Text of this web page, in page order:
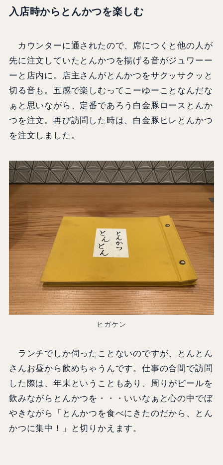
入店時からとんかつを楽しむ
カウンターに通されたので、席につくと他の人が
先に注文していたとんかつを揚げる音がジュワーー
ーと店内に。店主さんがとんかつをサクッサクッと
切る音も。五感で楽しむってこーゆーことなんだな
ぁと思いながら、定番であろう白金豚ロースとんか
つを注文。再び訪問した時は、白金豚ヒレとんかつ
を注文しました。
ヒガケン
ランチでしか伺ったことないのですが、とんとん
さんお昼から飲めちゃうんです。仕事の合間で訪問
した際は、年末ということもあり、周りがビールを
飲みながらとんかつを・・・いいなぁと心の中でぼ
やきながら「とんかつを食べにきたのだから、とん
かつに集中！」と切りかえます。